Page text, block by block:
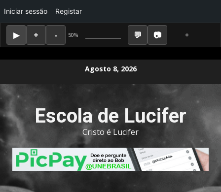
50%
Iniciar sessão Registar
Agosto 8, 2026
Escola de Lucifer
Cristo é Lucifer